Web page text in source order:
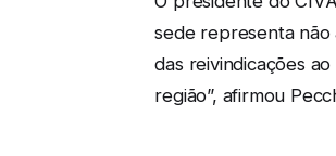
sede representa não
das reivindicações
região”, afirmou